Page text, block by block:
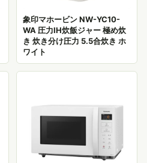
象印マホービン NW-YC10-
WA 圧力IH炊飯ジャー 極め炊
き 炊き分け圧力 5.5合炊き ホ
ワイト